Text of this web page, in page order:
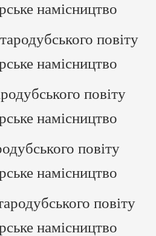
намісництво
повіту
намісництво
повіту
намісництво
повіту
намісництво
повіту
намісництво